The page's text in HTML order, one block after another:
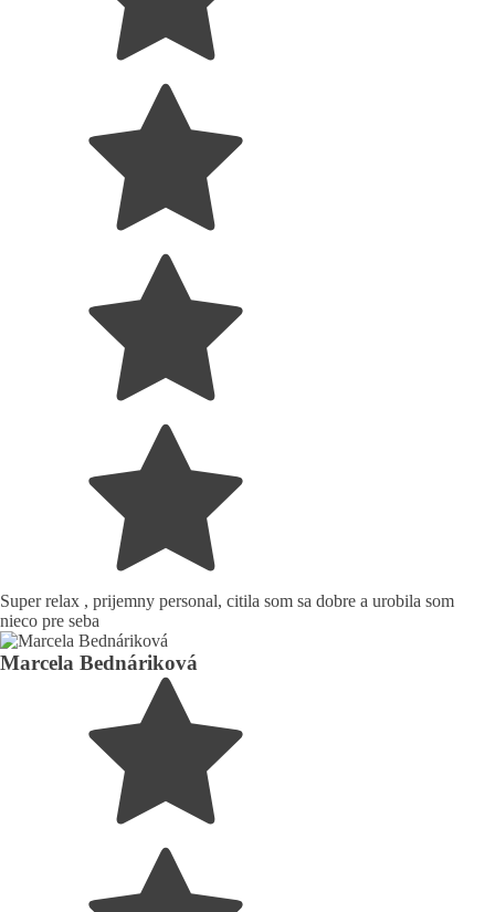
Super relax , prijemny personal, citila som sa dobre a urobila som
nieco pre seba
Marcela Bednáriková